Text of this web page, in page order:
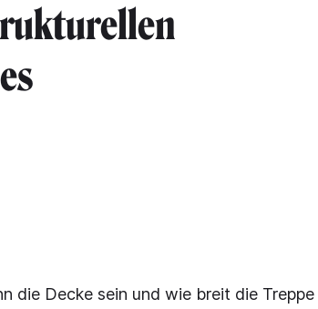
die Decke sein und wie breit die Treppe